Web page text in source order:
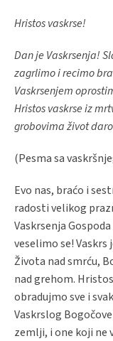
Hristos vaskrse!
Dan je Vaskrsenja!
zagrlimo i recimo
Vaskrsenjem
Hristos vaskrse iz
grobovima život
(Pesma sa
Evo nas, braćo i
radosti velikog
Vaskrsenja
veselimo se!
Života nad smrću,
nad grehom.
obradujmo sve i
Vaskrslog
zemlji, i one koji ne